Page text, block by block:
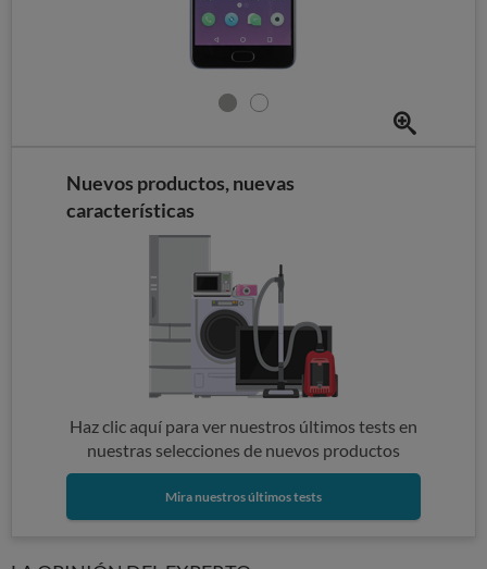
Nuevos productos, nuevas
características
Haz clic aquí para ver nuestros últimos tests en
nuestras selecciones de nuevos productos
Mira nuestros últimos tests